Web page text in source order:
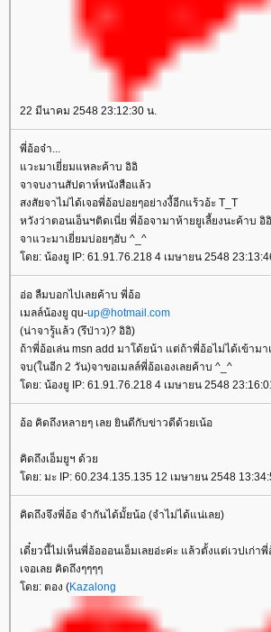
22 มีนาคม 2548 23:12:30 น.
พี่อ้อจ๋า...
วะมาเยี่ยมแหละค้าบ อิอิ
จาจบงานสัปดาห์หนังสือแล้ว
สงสัยจาไม่ได้เจอพี่อ้อบ่อยๆอย่างงี้อีกแร้วอ้ะ T_T
หวังว่าตอนเอ็นฯติดเนี่ย พี่อ้อจามาห้ายยูเลี้ยงนะค้าบ อิ
จาแวะมาเยี่ยมบ่อยๆฮับ ^_^
ดย: น้องยู IP: 61.91.76.218 4 เมษายน 2548
อ่อ ลืมบอกไปเลยค้าบ พี่อ้อ
เมลล์น้องยู qu-up@hotmail.com
(น่าจารู้แล้ว (รึป่าว)? อิอิ)
ถ้าพี่อ้อเล่น msn add มาโด้ยน้า แต่ถ้าพี่อ้อไม่ได้เข้ามา
จบ(ในอีก 2 วัน)จาขอเมลล์พี่อ้อเองเลยค้าบ ^_^
ดย: น้องยู IP: 61.91.76.218 4 เมษายน 2548
อ้อ คิดถึงหลายๆ เลย ยินดีกับข่าวดีด้วยเน้อ
คิดถึงเอ็มยูฯ ด้ว
ดย: มะ IP: 60.234.135.135 12 เมษายน 2548
คิดถึงจึงพี่อ้อ จำกันได้มั้ยน้อ (จำไม่ได้แน่เลย)
เดี๋ยวนี้ไม่เห็นพี่อ้อออนเอ็มเลยอ่ะค่ะ แล้วตั้งแต่เวปเก่า
เจอเลย คิดถึงๆๆๆๆ
ดย: ตอง (Kazalong